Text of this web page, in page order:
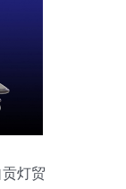
灯贸